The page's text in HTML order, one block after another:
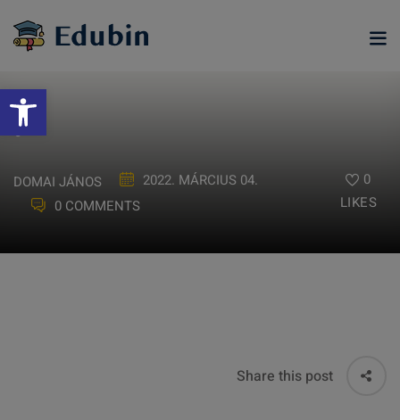
Eszköztár megnyitása
content
.
DOMAI JÁNOS
2022. MÁRCIUS 04.
0 COMMENTS
0
LIKES
Share this post